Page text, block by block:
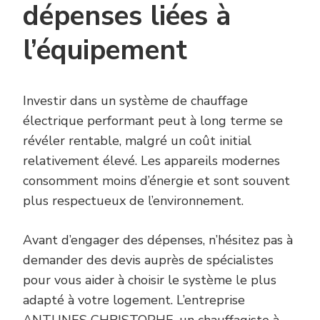
dépenses liées à
l’équipement
Investir dans un système de chauffage
électrique performant peut à long terme se
révéler rentable, malgré un coût initial
relativement élevé. Les appareils modernes
consomment moins d’énergie et sont souvent
plus respectueux de l’environnement.
Avant d’engager des dépenses, n’hésitez pas à
demander des devis auprès de spécialistes
pour vous aider à choisir le système le plus
adapté à votre logement. L’entreprise